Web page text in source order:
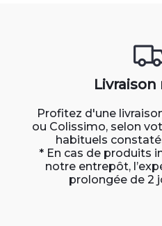
Livraison
Profitez d'une
ou Colissimo, selon
habituels
* En cas de produits
notre entrepôt,
prolongée de 2